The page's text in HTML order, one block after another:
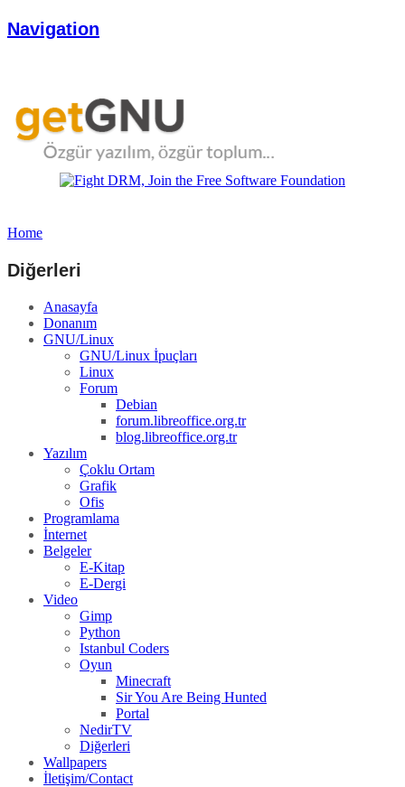
Navigation
Home
Diğerleri
Anasayfa
Donanım
GNU/Linux
GNU/Linux İpuçları
Linux
Forum
Debian
forum.libreoffice.org.tr
blog.libreoffice.org.tr
Yazılım
Çoklu Ortam
Grafik
Ofis
Programlama
İnternet
Belgeler
E-Kitap
E-Dergi
Video
Gimp
Python
Istanbul Coders
Oyun
Minecraft
Sir You Are Being Hunted
Portal
NedirTV
Diğerleri
Wallpapers
İletişim/Contact